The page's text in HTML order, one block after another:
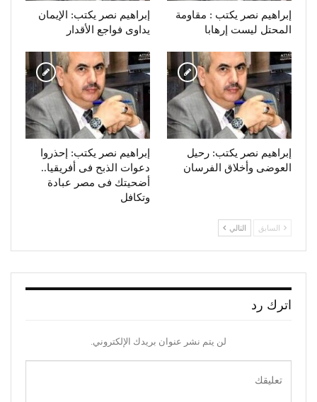
إبراهيم نصر يكتب : مقاومة
المحتل ليست إرهابا
إبراهيم نصر يكتب: الإيمان
يداوى فواجع الأقدار
إبراهيم نصر يكتب: رحيل
العوضى وأخلاق الفرسان
إبراهيم نصر يكتب: إحذروا
دعوات الذبح فى أفريقيا..
أضحيتك فى مصر عبادة
وتكافل
السابق التالي
اترك رد
لن يتم نشر عنوان بريدك الإلكتروني.